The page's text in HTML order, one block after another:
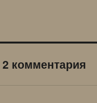
комментария